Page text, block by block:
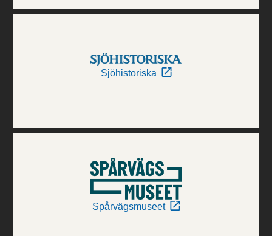
Sjöhistoriska
Spårvägsmuseet